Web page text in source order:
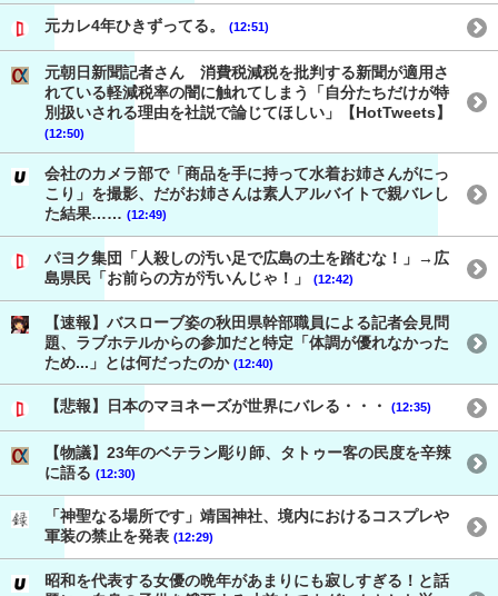
元カレ4年ひきずってる。 (12:51)
元朝日新聞記者さん 消費税減税を批判する新聞が適用さ
れている軽減税率の闇に触れてしまう「自分たちだけが特
別扱いされる理由を社説で論じてほしい」【HotTweets】
(12:50)
会社のカメラ部で「商品を手に持って水着お姉さんがにっ
こり」を撮影、だがお姉さんは素人アルバイトで親バレし
た結果…… (12:49)
パヨク集団「人殺しの汚い足で広島の土を踏むな！」→広
島県民「お前らの方が汚いんじゃ！」
(12:42)
【速報】バスローブ姿の秋田県幹部職員による記者会見問
題、ラブホテルからの参加だと特定「体調が優れなかった
ため...」とは何だったのか (12:40)
【悲報】日本のマヨネーズが世界にバレる・・・ (12:35)
【物議】23年のベテラン彫り師、タトゥー客の民度を辛辣
に語る (12:30)
「神聖なる場所です」靖国神社、境内におけるコスプレや
軍装の禁止を発表 (12:29)
昭和を代表する女優の晩年があまりにも寂しすぎる！と話